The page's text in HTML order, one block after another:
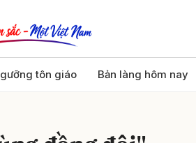
tôn giáo Bản làng hôm nay
Gửi bình luận